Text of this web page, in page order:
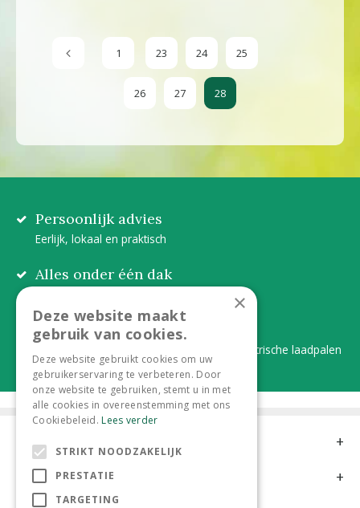
Goede geveltuinplanten
Geveltuinen hebben over het
algemeen vrij droge grond, want de
gevel onttrekt vocht aan de a
1 23 24 25
26 27 28
Persoonlijk advies
Eerlijk, lokaal en praktisch
Alles onder één dak
Duurzaam en dorpsgemak
Lever je statiegeldflessen bij ons in én elektrische laadpalen
Contact
Openingstijden
×
Deze website maakt
gebruik van cookies.
Deze website gebruikt cookies om uw
gebruikerservaring te verbeteren. Door
onze website te gebruiken, stemt u in met
alle cookies in overeenstemming met ons
Cookiebeleid. Lees verder
STRIKT NOODZAKELIJK
PRESTATIE
TARGETING